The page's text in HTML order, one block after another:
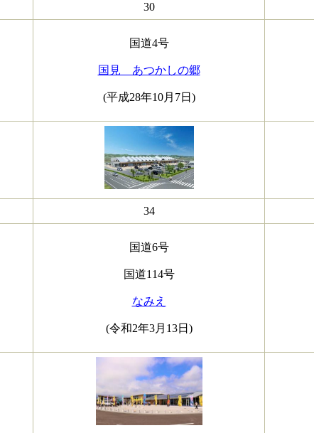
30
国道4号
国見 あつかしの郷
(平成28年10月7日)
34
国道6号
国道114号
なみえ
(令和2年3月13日)